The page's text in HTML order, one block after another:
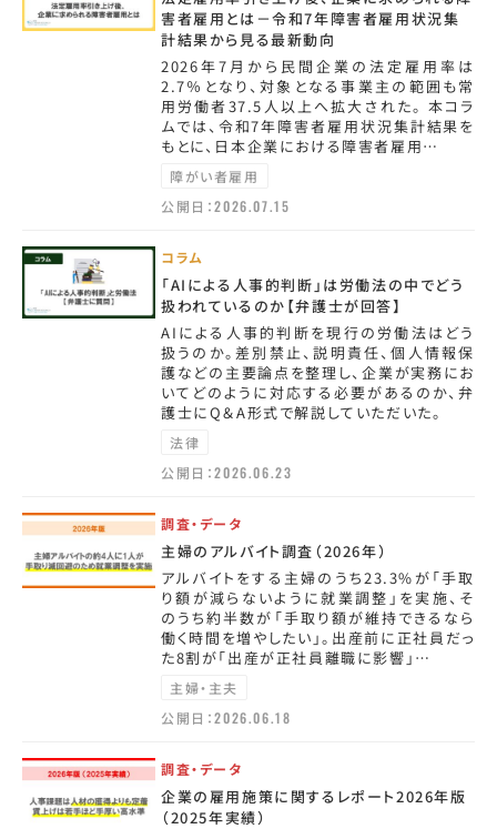
害者雇用とは－令和7年障害者雇用状況集
計結果から見る最新動向
2026年7月から民間企業の法定雇用率は
2.7％となり、対象となる事業主の範囲も常
用労働者37.5人以上へ拡大された。 本コラ
ムでは、令和7年障害者雇用状況集計結果を
もとに、日本企業における障害者雇用…
障がい者雇用
公開日：2026.07.15
コラム
「AIによる人事的判断」は労働法の中でどう
扱われているのか【弁護士が回答】
AIによる人事的判断を現行の労働法はどう
扱うのか。差別禁止、説明責任、個人情報保
護などの主要論点を整理し、企業が実務にお
いてどのように対応する必要があるのか、弁
護士にQ＆A形式で解説していただいた。
法律
公開日：2026.06.23
調査・データ
主婦のアルバイト調査（2026年）
アルバイトをする主婦のうち23.3%が「手取
り額が減らないように就業調整」を実施、そ
のうち約半数が「手取り額が維持できるなら
働く時間を増やしたい」。出産前に正社員だっ
た8割が「出産が正社員離職に影響」…
主婦・主夫
公開日：2026.06.18
調査・データ
企業の雇用施策に関するレポート2026年版
（2025年実績）